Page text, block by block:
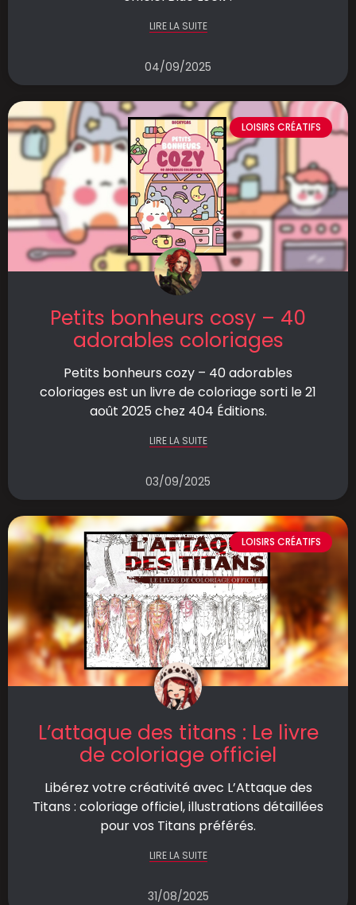
LIRE LA SUITE
04/09/2025
LOISIRS CRÉATIFS
Petits bonheurs cosy – 40
adorables coloriages
Petits bonheurs cozy – 40 adorables
coloriages est un livre de coloriage sorti le 21
août 2025 chez 404 Éditions.
LIRE LA SUITE
03/09/2025
LOISIRS CRÉATIFS
L’attaque des titans : Le livre
de coloriage officiel
Libérez votre créativité avec L’Attaque des
Titans : coloriage officiel, illustrations détaillées
pour vos Titans préférés.
LIRE LA SUITE
31/08/2025